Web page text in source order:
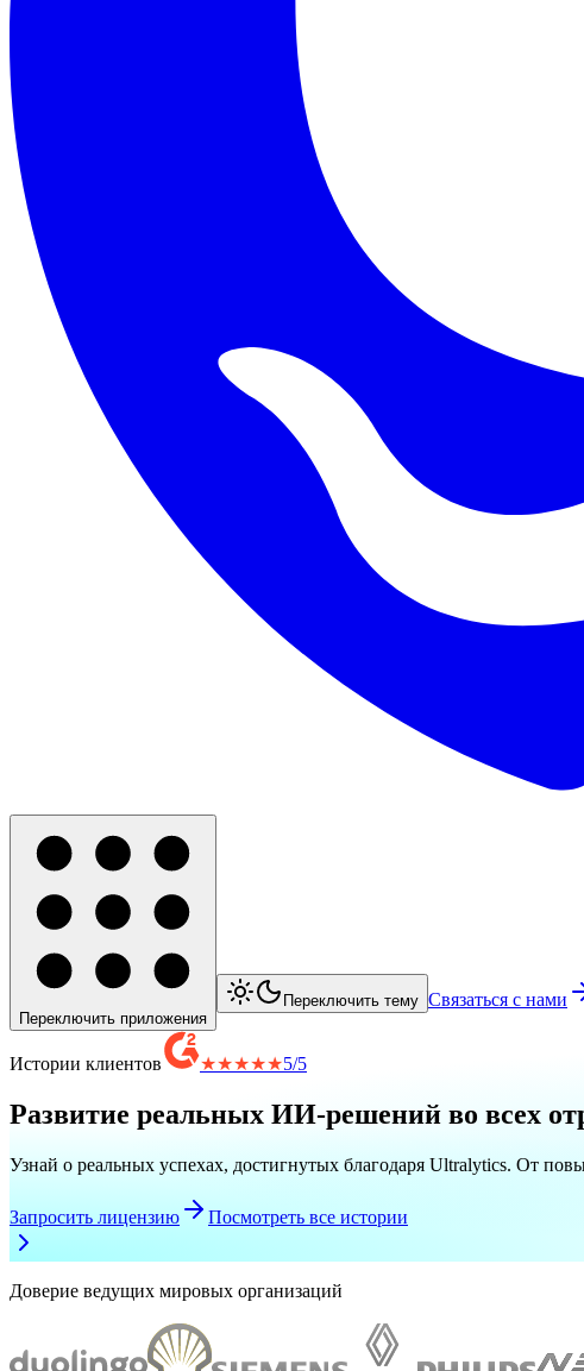
Переключить приложения
Переключить тему Связаться с нами
Истории клиентов ★★★★★5/5
Развитие реальных ИИ-решений во всех
Узнай о реальных успехах, достигнутых благодаря Ultralytics. От
Запросить лицензию Посмотреть все истории
Доверие ведущих мировых организаций